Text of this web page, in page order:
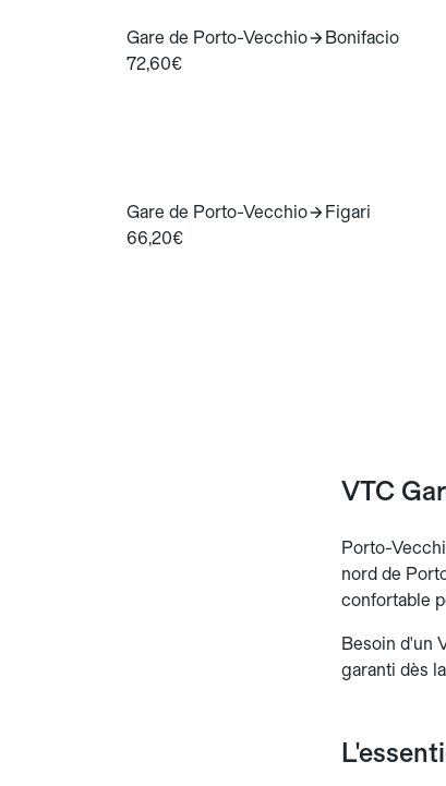
Gare de Porto-Vecchio
Bonifacio
72,60€
Gare de Porto-Vecchio
Figari
66,20€
VTC
Porto-
nord de
confortable
Besoin d'un
garanti dès